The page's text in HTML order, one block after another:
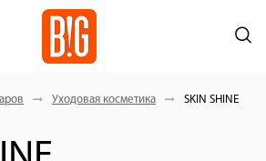
Уходовая косметика SKIN SHINE